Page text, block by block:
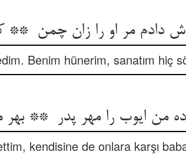
Benim hünerim, sanatım hiç
kendisine de onlara karşı